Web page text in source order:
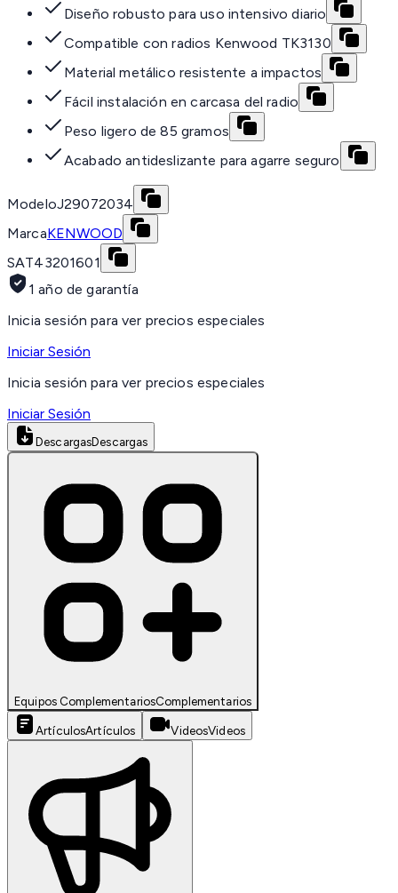
Diseño robusto para uso intensivo diario
Compatible con radios Kenwood TK3130
Material metálico resistente a impactos
Fácil instalación en carcasa del radio
Peso ligero de 85 gramos
Acabado antideslizante para agarre seguro
ModeloJ29072034
MarcaKENWOOD
SAT43201601
1 año de garantía
Inicia sesión para ver precios especiales
Iniciar Sesión
Inicia sesión para ver precios especiales
Iniciar Sesión
DescargasDescargas
Equipos ComplementariosComplementarios
ArtículosArtículos VideosVideos